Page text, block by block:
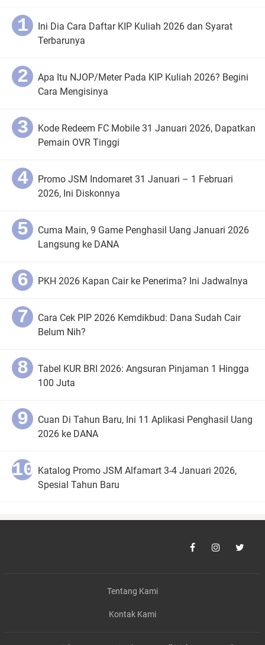
Ini Dia Cara Daftar KIP Kuliah 2026 dan Syarat
Terbarunya
Apa Itu NJOP/Meter Pada KIP Kuliah 2026? Begini
Cara Mengisinya
Kode Redeem FC Mobile 31 Januari 2026, Dapatkan
Pemain OVR Tinggi
Promo JSM Indomaret 31 Januari – 1 Februari
2026, Ini Diskonnya
Cuma Main, 9 Game Penghasil Uang Januari 2026
Langsung ke DANA
PKH 2026 Kapan Cair ke Penerima? Ini Jadwalnya
Cara Cek PIP 2026 Kemdikbud: Dana Sudah Cair
Belum Nih?
Tabel KUR BRI 2026: Angsuran Pinjaman 1 Hingga
100 Juta
Cuan Di Tahun Baru, Ini 11 Aplikasi Penghasil Uang
2026 ke DANA
Katalog Promo JSM Alfamart 3-4 Januari 2026,
Spesial Tahun Baru
Tentang Kami
Kontak Kami